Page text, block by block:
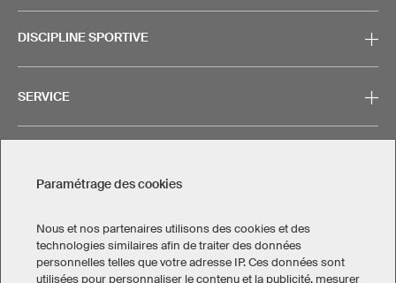
DISCIPLINE SPORTIVE
SERVICE
Mentions légales
Politique de confidentialité
Paramétrage des cookies
Nous et nos partenaires utilisons des cookies et des
technologies similaires afin de traiter des données
personnelles telles que votre adresse IP. Ces données sont
utilisées pour personnaliser le contenu et la publicité, mesurer